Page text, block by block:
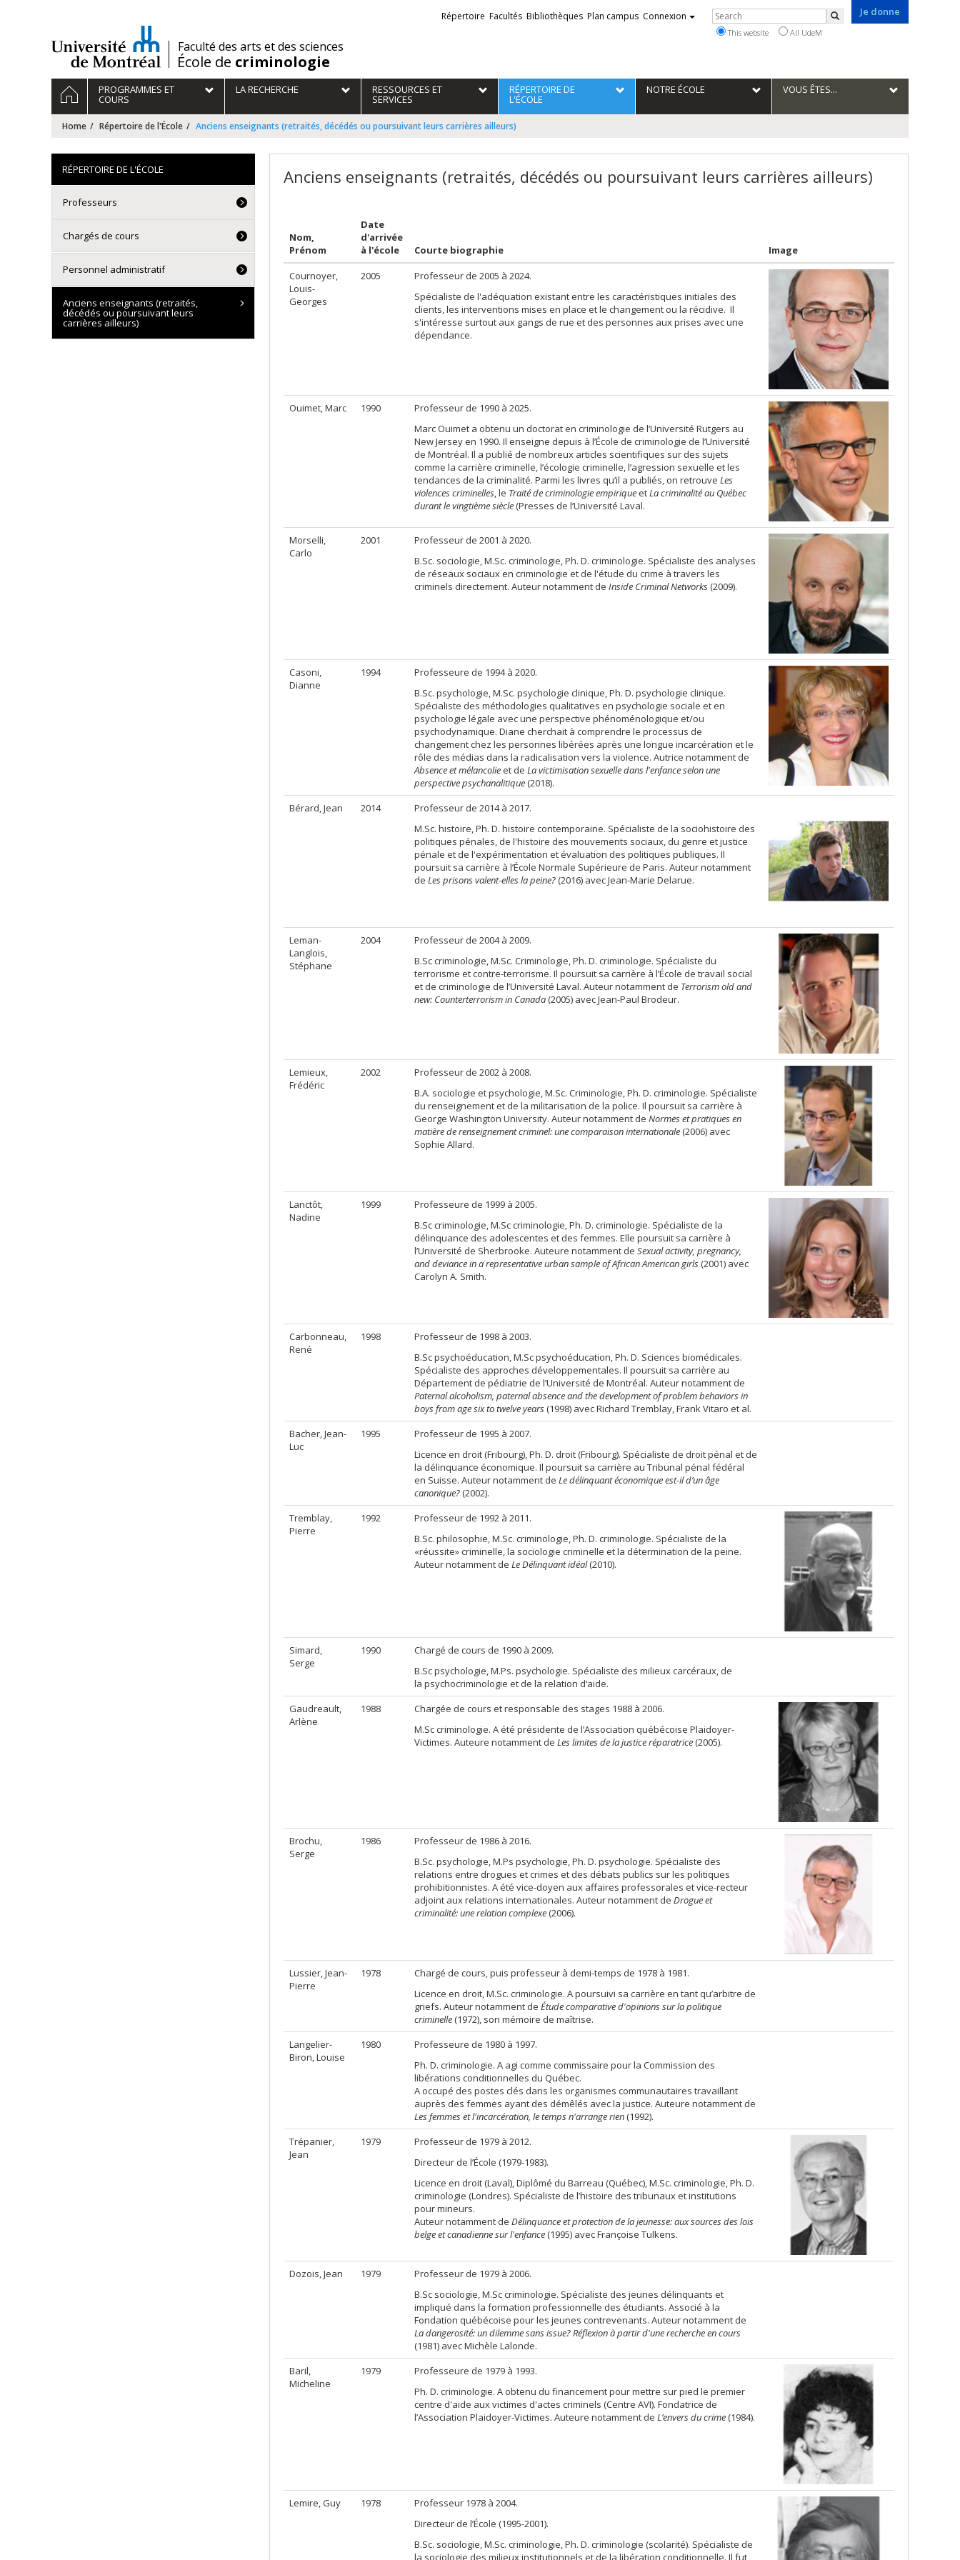
/Faculté des arts et des sciences
École de criminologie
Je donne
Liens
externes
Répertoire Facultés Bibliothèques Plan campus Connexion Rechercher
Search
This website All UdeM
Navigation
principale
HOMEPROGRAMMES ET
COURS
LA RECHERCHE RESSOURCES ET
SERVICES
RÉPERTOIRE DE
L'ÉCOLE
NOTRE ÉCOLE VOUS ÊTES...
Home Répertoire de l'École Anciens enseignants (retraités, décédés ou poursuivant leurs carrières ailleurs)
Anciens enseignants (retraités, décédés ou poursuivant leurs carrières ailleurs)
Nom,
Prénom
Date
d'arrivée
à l'école
Courte biographie
Image
Cournoyer,
Louis-
Georges
2005
Professeur de 2005 à 2024.
Spécialiste de l'adéquation existant entre les caractéristiques initiales des
clients, les interventions mises en place et le changement ou la récidive. Il
s'intéresse surtout aux gangs de rue et des personnes aux prises avec une
dépendance.
Ouimet, Marc 1990
Professeur de 1990 à 2025.
Marc Ouimet a obtenu un doctorat en criminologie de l’Université Rutgers au
New Jersey en 1990. Il enseigne depuis à l’École de criminologie de l’Université
de Montréal. Il a publié de nombreux articles scientifiques sur des sujets
comme la carrière criminelle, l’écologie criminelle, l’agression sexuelle et les
tendances de la criminalité. Parmi les livres qu’il a publiés, on retrouve Les
violences criminelles, le Traité de criminologie empiriqueetLa criminalité au Québec
durant le vingtième siècle(Presses de l’Université Laval.
Morselli,
Carlo
2001
Professeur de 2001 à 2020.
B.Sc. sociologie, M.Sc. criminologie, Ph. D. criminologie. Spécialiste des analyses
de réseaux sociaux en criminologie et de l'étude du crime à travers les
criminels directement. Auteur notamment de Inside Criminal Networks(2009).
Casoni,
Dianne
1994
Professeure de 1994 à 2020.
B.Sc. psychologie, M.Sc. psychologie clinique, Ph. D. psychologie clinique.
Spécialiste des méthodologies qualitatives en psychologie sociale et en
psychologie légale avec une perspective phénoménologique et/ou
psychodynamique. Diane cherchait à comprendre le processus de
changement chez les personnes libérées après une longue incarcération et le
rôle des médias dans la radicalisation vers la violence. Autrice notamment de
Absence et mélancolieet de La victimisation sexuelle dans l'enfance selon une
perspective psychanalitique(2018).
Bérard, Jean
2014
Professeur de 2014 à 2017.
M.Sc. histoire, Ph. D. histoire contemporaine. Spécialiste de la sociohistoire des
politiques pénales, de l'histoire des mouvements sociaux, du genre et justice
pénale et de l'expérimentation et évaluation des politiques publiques. Il
poursuit sa carrière à l’École Normale Supérieure de Paris. Auteur notamment
de Les prisons valent-elles la peine?(2016) avec Jean-Marie Delarue.
Leman-
Langlois,
Stéphane
2004
Professeur de 2004 à 2009.
B.Sc criminologie, M.Sc. Criminologie, Ph. D. criminologie. Spécialiste du
terrorisme et contre-terrorisme. Il poursuit sa carrière à l’École de travail social
et de criminologie de l’Université Laval. Auteur notamment de Terrorism old and
new: Counterterrorism in Canada(2005) avec Jean-Paul Brodeur.
Lemieux,
Frédéric
2002
Professeur de 2002 à 2008.
B.A. sociologie et psychologie, M.Sc. Criminologie, Ph. D. criminologie. Spécialiste
du renseignement et de la militarisation de la police. Il poursuit sa carrière à
George Washington University. Auteur notamment de Normes et pratiques en
matière de renseignement criminel: une comparaison internationale(2006) avec
Sophie Allard.
Lanctôt,
Nadine
1999
Professeure de 1999 à 2005.
B.Sc criminologie, M.Sc criminologie, Ph. D. criminologie. Spécialiste de la
délinquance des adolescentes et des femmes. Elle poursuit sa carrière à
l’Université de Sherbrooke. Auteure notamment de Sexual activity, pregnancy,
and deviance in a representative urban sample of African American girls(2001) avec
Carolyn A. Smith.
Carbonneau,
René
1998
Professeur de 1998 à 2003.
B.Sc psychoéducation, M.Sc psychoéducation, Ph. D. Sciences biomédicales.
Spécialiste des approches développementales. Il poursuit sa carrière au
Département de pédiatrie de l’Université de Montréal. Auteur notamment de
Paternal alcoholism, paternal absence and the development of problem behaviors in
boys from age six to twelve years(1998) avec Richard Tremblay, Frank Vitaro et al.
Bacher, Jean-
Luc
1995
Professeur de 1995 à 2007.
Licence en droit (Fribourg), Ph. D. droit (Fribourg). Spécialiste de droit pénal et de
la délinquance économique. Il poursuit sa carrière au Tribunal pénal fédéral
en Suisse. Auteur notamment de Le délinquant économique est-il d’un âge
canonique?(2002).
Tremblay,
Pierre
1992
Professeur de 1992 à 2011.
B.Sc. philosophie, M.Sc. criminologie, Ph. D. criminologie. Spécialiste de la
«réussite» criminelle, la sociologie criminelle et la détermination de la peine.
Auteur notamment de Le Délinquant idéal(2010).
Simard,
Serge
1990
Chargé de cours de 1990 à 2009.
B.Sc psychologie, M.Ps. psychologie. Spécialiste des milieux carcéraux, de
la psychocriminologie et de la relation d‘aide.
Gaudreault,
Arlène
1988
Chargée de cours et responsable des stages 1988 à 2006.
M.Sc criminologie. A été présidente de l’Association québécoise Plaidoyer-
Victimes. Auteure notamment de Les limites de la justice réparatrice(2005).
Brochu,
Serge
1986
Professeur de 1986 à 2016.
B.Sc. psychologie, M.Ps psychologie, Ph. D. psychologie. Spécialiste des
relations entre drogues et crimes et des débats publics sur les politiques
prohibitionnistes. A été vice-doyen aux affaires professorales et vice-recteur
adjoint aux relations internationales. Auteur notamment de Drogue et
criminalité: une relation complexe(2006).
Lussier, Jean-
Pierre
1978
Chargé de cours, puis professeur à demi-temps de 1978 à 1981.
Licence en droit, M.Sc. criminologie. A poursuivi sa carrière en tant qu’arbitre de
griefs. Auteur notamment de Étude comparative d'opinions sur la politique
criminelle(1972), son mémoire de maîtrise.
Langelier-
Biron, Louise
1980
Professeure de 1980 à 1997.
Ph. D. criminologie. A agi comme commissaire pour la Commission des
libérations conditionnelles du Québec.
A occupé des postes clés dans les organismes communautaires travaillant
auprès des femmes ayant des démêlés avec la justice. Auteure notamment de
Les femmes et l'incarcération, le temps n'arrange rien(1992).
Trépanier,
Jean
1979
Professeur de 1979 à 2012.
Directeur de l’École (1979-1983).
Licence en droit (Laval), Diplômé du Barreau (Québec), M.Sc. criminologie, Ph. D.
criminologie (Londres). Spécialiste de l’histoire des tribunaux et institutions
pour mineurs.
Auteur notamment de Délinquance et protection de la jeunesse: aux sources des lois
belge et canadienne sur l'enfance(1995) avec Françoise Tulkens.
Dozois, Jean 1979
Professeur de 1979 à 2006.
B.Sc sociologie, M.Sc criminologie. Spécialiste des jeunes délinquants et
impliqué dans la formation professionnelle des étudiants. Associé à la
Fondation québécoise pour les jeunes contrevenants. Auteur notamment de
La dangerosité: un dilemme sans issue? Réflexion à partir d'une recherche en cours
(1981) avec Michèle Lalonde.
Baril,
Micheline
1979
Professeure de 1979 à 1993.
Ph. D. criminologie. A obtenu du financement pour mettre sur pied le premier
centre d'aide aux victimes d'actes criminels (Centre AVI). Fondatrice de
l’Association Plaidoyer-Victimes. Auteure notamment de L’envers du crime(1984).
Lemire, Guy 1978
Professeur 1978 à 2004.
Directeur de l’École (1995-2001).
B.Sc. sociologie, M.Sc. criminologie, Ph. D. criminologie (scolarité). Spécialiste de
la sociologie des milieux institutionnels et de la libération conditionnelle. Il fut
RÉPERTOIRE DE L'ÉCOLE
Professeurs
Chargés de cours
Personnel administratif
Anciens enseignants (retraités,
décédés ou poursuivant leurs
carrières ailleurs)